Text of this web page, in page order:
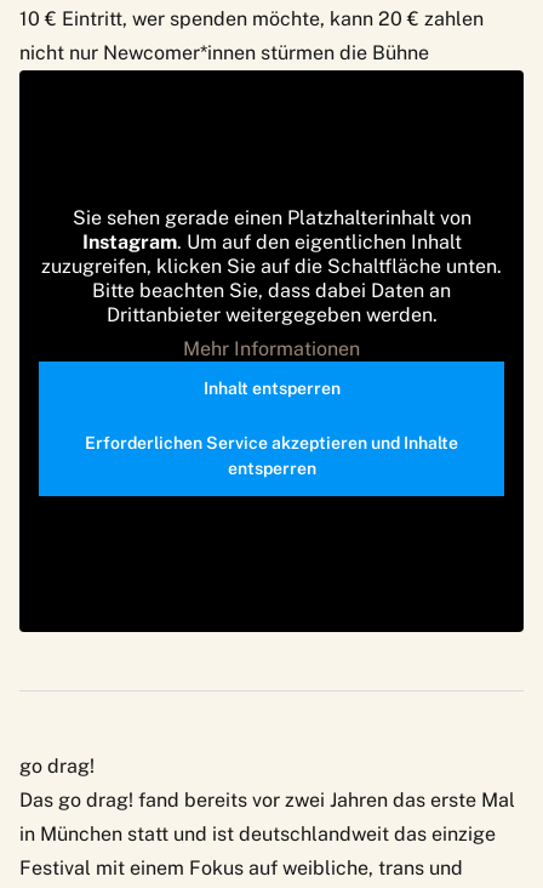
10 € Eintritt, wer spenden möchte, kann 20 € zahlen
nicht nur Newcomer*innen stürmen die Bühne
Sie sehen gerade einen Platzhalterinhalt von
Instagram. Um auf den eigentlichen Inhalt
zuzugreifen, klicken Sie auf die Schaltfläche unten.
Bitte beachten Sie, dass dabei Daten an
Drittanbieter weitergegeben werden.
Mehr Informationen
Inhalt entsperren
Erforderlichen Service akzeptieren und Inhalte
entsperren
go drag!
Das go drag! fand bereits vor zwei Jahren das erste Mal
in München statt und ist deutschlandweit das einzige
Festival mit einem Fokus auf weibliche, trans und